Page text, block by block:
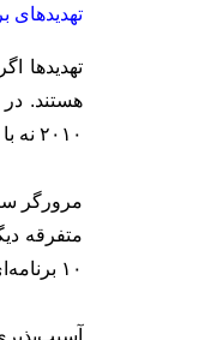
تهدیدهای
تهدیدها
۲۰۱۰ نه با برنامه‌های مایکروسافت بلکه با برنامه‌های ادوبی، اپل و گوگل مرتبط بوده‌اند.
مرورگر
۱۰ برنامه‌ای بودند که بیشترین تعداد نقص امنیتی را به خود اختصاص دادند.